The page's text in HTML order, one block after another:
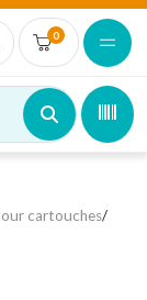
0
cartouches/